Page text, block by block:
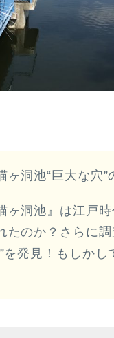
洞池“巨大な穴”
ヶ洞池』は江戸
たのか？さらに
を発見！もしかし